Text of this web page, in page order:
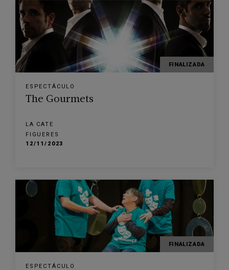
FINALIZADA
ESPECTÁCULO
The Gourmets
LA CATE
FIGUERES
12/11/2023
FINALIZADA
ESPECTÁCULO